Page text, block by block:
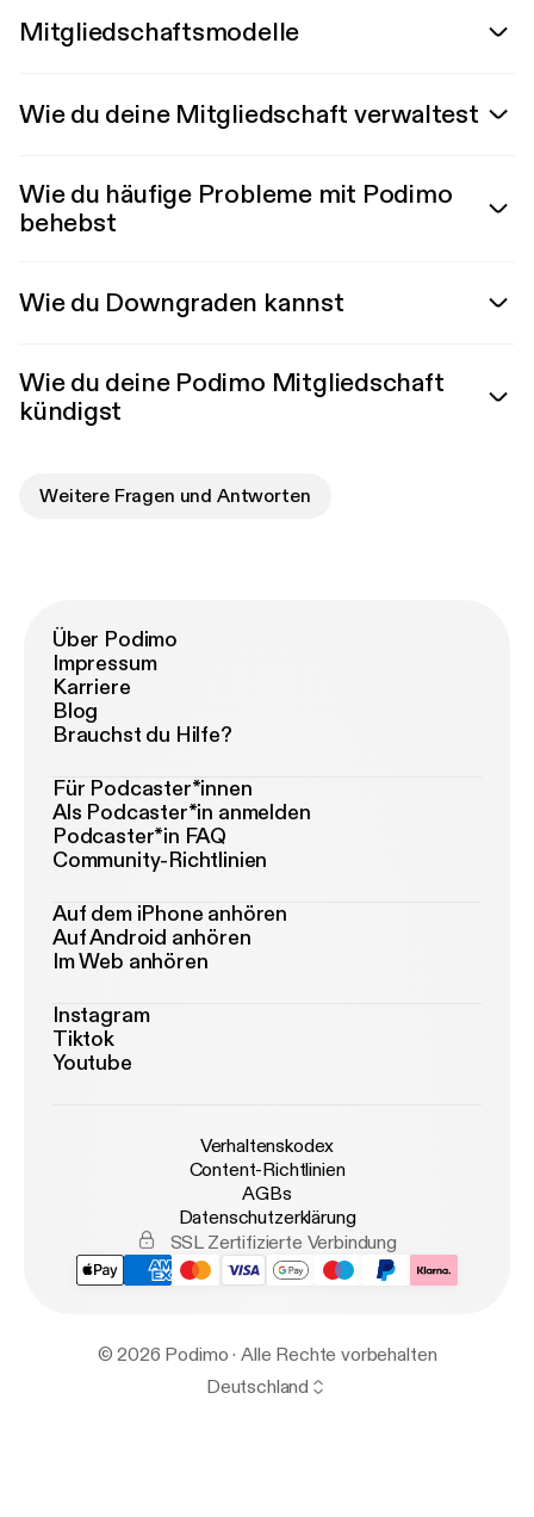
Mitgliedschaftsmodelle
Wie du deine Mitgliedschaft verwaltest
Wie du häufige Probleme mit Podimo
behebst
Wie du Downgraden kannst
Wie du deine Podimo Mitgliedschaft
kündigst
Weitere Fragen und Antworten
Über Podimo
Impressum
Karriere
Blog
Brauchst du Hilfe?
Für Podcaster*innen
Als Podcaster*in anmelden
Podcaster*in FAQ
Community-Richtlinien
Auf dem iPhone anhören
Auf Android anhören
Im Web anhören
Instagram
Tiktok
Youtube
Verhaltenskodex
Content-Richtlinien
AGBs
Datenschutzerklärung
SSL Zertifizierte Verbindung
© 2026 Podimo · Alle Rechte vorbehalten
Deutschland